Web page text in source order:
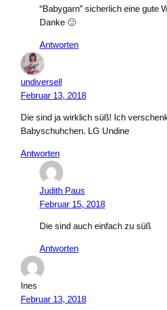
“Babygarn” sicherlich eine gute
Danke 🙂
Antworten
undiversell
Februar 13, 2018
Die sind ja wirklich süß! Ich
Babyschuhchen. LG Undine
Antworten
Judith Paus
Februar 15, 2018
Die sind auch einfach zu süß
Antworten
Ines
Februar 13, 2018